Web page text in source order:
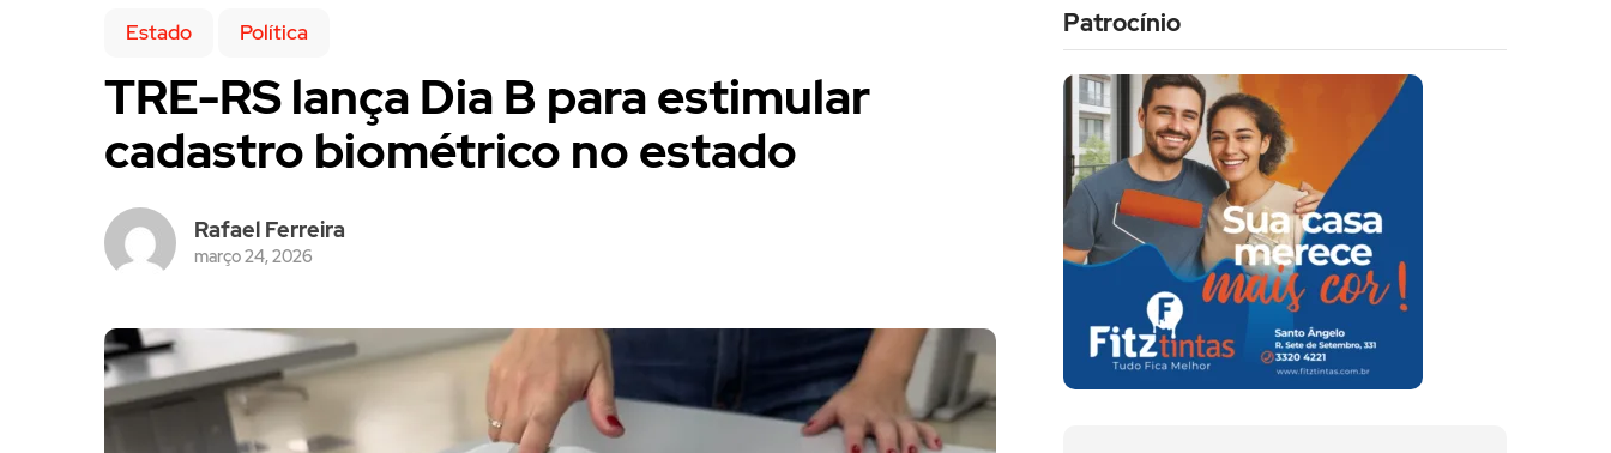
Estado Política
TRE-RS lança Dia B para estimular
cadastro biométrico no estado
Rafael Ferreira
março 24, 2026
Patrocínio